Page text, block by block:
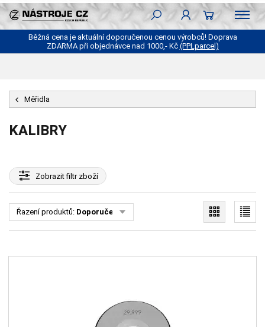
Běžná cena je aktuální doporučenou cenou výrobců! Doprava
ZDARMA při objednávce nad 1000,- Kč (PPLparcel)
Měřidla
KALIBRY
Zobrazitfiltr zboží
Řazení produktů: Doporučené